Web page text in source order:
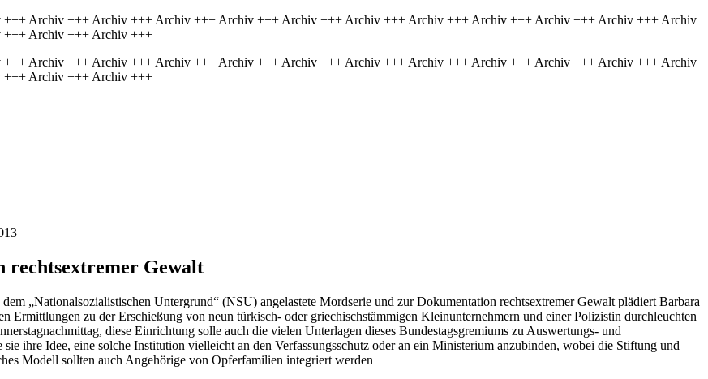
Archiv +++ Archiv +++ Archiv +++ Archiv +++ Archiv +++ Archiv +++ Archiv +++ Archiv +++ Archiv +++ Archiv +++ Archiv
Archiv +++ Archiv +++
Archiv +++ Archiv +++ Archiv +++ Archiv +++ Archiv +++ Archiv +++ Archiv +++ Archiv +++ Archiv +++ Archiv +++ Archiv
Archiv +++ Archiv +++
rechtsextremer Gewalt
„Nationalsozialistischen Untergrund“ (NSU) angelastete Mordserie und zur Dokumentation rechtsextremer Gewalt plädiert Barbara
Ermittlungen zu der Erschießung von neun türkisch- oder griechischstämmigen Kleinunternehmern und einer Polizistin durchleuchten
diese Einrichtung solle auch die vielen Unterlagen dieses Bundestagsgremiums zu Auswertungs- und
ihre Idee, eine solche Institution vielleicht an den Verfassungsschutz oder an ein Ministerium anzubinden, wobei die Stiftung und
Modell sollten auch Angehörige von Opferfamilien integriert werden